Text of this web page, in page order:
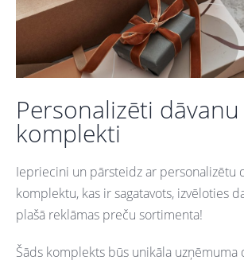
Personalizēti dāvanu
komplekti
Iepriecini un pārsteidz ar personalizētu
komplektu, kas ir sagatavots, izvēloties
plašā reklāmas preču sortimenta!
Šāds komplekts būs unikāla uzņēmuma